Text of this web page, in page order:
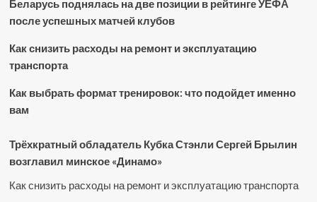
Беларусь поднялась на две позиции в рейтинге УЕФА
после успешных матчей клубов
Как снизить расходы на ремонт и эксплуатацию
транспорта
Как выбрать формат тренировок: что подойдет именно
вам
Трёхкратный обладатель Кубка Стэнли Сергей Брылин
возглавил минское «Динамо»
Как снизить расходы на ремонт и эксплуатацию транспорта